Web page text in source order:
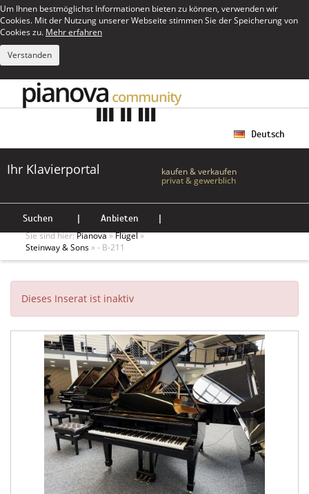
Um Ihnen bestmöglichst Informationen bieten zu können, verwenden wir
Cookies. Mit der Nutzung unserer Webseite stimmen Sie der Speicherung von
Cookies zu. Mehr erfahren
Verstanden
Deutsch
Ihr Klavierportal kaufen & verkaufen
privat & gewerblich
Suchen | Anbieten
|
Sie sind hier:Pianova»Flügel»
Steinway & Sons » - B-211
Dieses Inserat ist inaktiv